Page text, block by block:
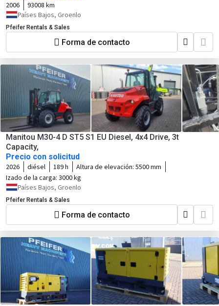
2006
93008 km
Países Bajos, Groenlo
Pfeifer Rentals & Sales
Forma de contacto
Manitou M30-4 D ST5 S1 EU Diesel, 4x4 Drive, 3t
Capacity,
Precio con solicitud
2026 diésel 189 h Altura de elevación: 5500 mm
Izado de la carga: 3000 kg
Países Bajos, Groenlo
Pfeifer Rentals & Sales
Forma de contacto